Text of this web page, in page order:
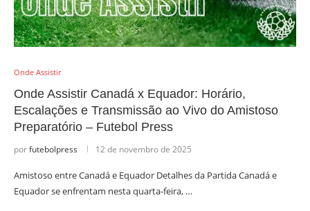
Onde Assistir
Onde Assistir Canadá x Equador: Horário,
Escalações e Transmissão ao Vivo do Amistoso
Preparatório – Futebol Press
porfutebolpress 12 de novembro de 2025
Amistoso entre Canadá e Equador Detalhes da Partida Canadá e
Equador se enfrentam nesta quarta-feira, …